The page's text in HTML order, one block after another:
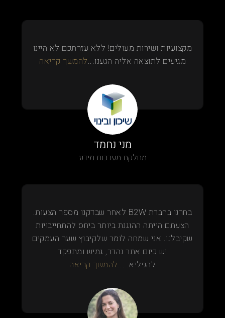
מקצועיות ושירות מעולים! ללא עזרתכם לא היינו
מגיעים לתוצאה אליה הגענו...להמשך קריאה
מני נחמד
מחלקת מערכות מידע
בחרנו בחברת B2W לאחר שבדקנו מספר הצעות.
הצעתם הייתה ההוגנת ביותר ביחס להתחייבויות
שקיבלנו. אני שמחה לומר שלקיבוץ שער העמקים
יש כיום אתר נהדר, גמיש ומתפקד
להפליא. ...להמשך קריאה